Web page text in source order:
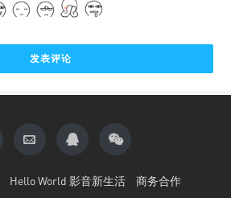
Hello World 影音新生活 商务合作